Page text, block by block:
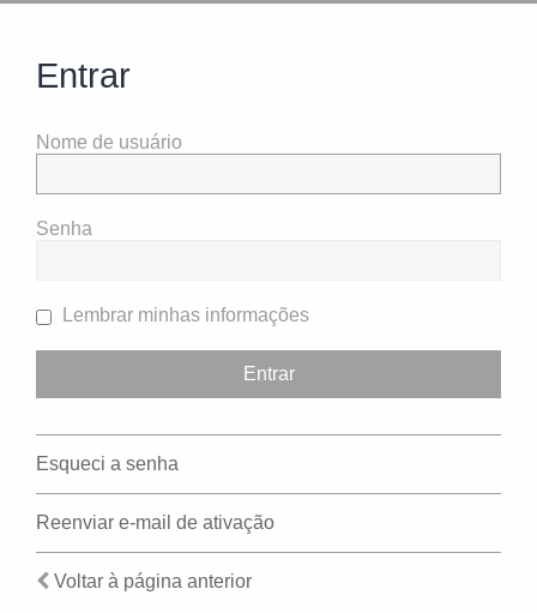
Entrar
Nome de usuário
Senha
Lembrar minhas informações
Esqueci a senha
Reenviar e-mail de ativação
Voltar à página anterior